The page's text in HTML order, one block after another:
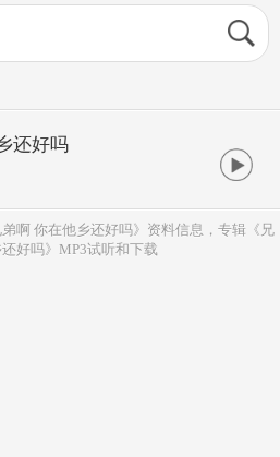
还好吗
啊 你在他乡还好吗》资料信息，专辑《兄
好吗》MP3试听和下载